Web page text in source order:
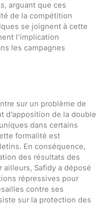
arguant que ces
de la compétition
se joignent à cette
l’implication
les campagnes
sur un problème de
d’apposition de la double
dans certains
formalité est
En conséquence,
des résultats des
ailleurs, Safidy a déposé
répressives pour
contre ses
sur la protection des